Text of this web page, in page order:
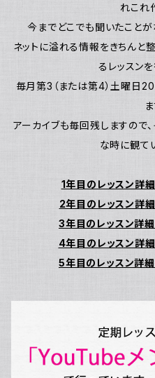
れこれ
今までどこでも聞いたこと
ネットに溢れる情報をきちんと
るレッスンを
毎月第3（または第4）土曜日
ま
アーカイブも毎回残しますので
な時に観て
1年目のレッスン詳
2年目のレッスン詳
3年目のレッスン詳
4年目のレッスン詳
5年目のレッスン詳